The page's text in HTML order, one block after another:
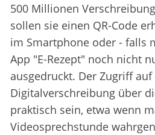
500 Millionen
sollen sie einen QR-Code
im Smartphone oder - falls
App "E-Rezept" noch nicht
ausgedruckt. Der Zugriff
Digitalverschreibung über
praktisch sein, etwa wenn
Videosprechstunde